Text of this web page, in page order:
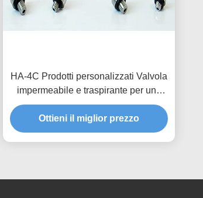
HA-4C Prodotti personalizzati Valvola
impermeabile e traspirante per una
migliore dissipazione del calore e
protezione delle luci a LED
Ottieni il miglior prezzo